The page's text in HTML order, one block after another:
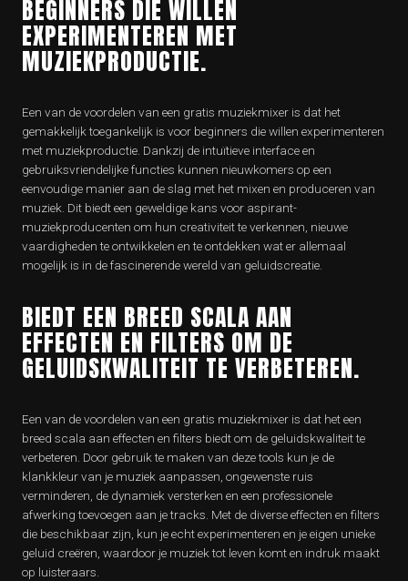
BEGINNERS DIE WILLEN
EXPERIMENTEREN MET
MUZIEKPRODUCTIE.
Een van de voordelen van een gratis muziekmixer is dat het
gemakkelijk toegankelijk is voor beginners die willen experimenteren
met muziekproductie. Dankzij de intuïtieve interface en
gebruiksvriendelijke functies kunnen nieuwkomers op een
eenvoudige manier aan de slag met het mixen en produceren van
muziek. Dit biedt een geweldige kans voor aspirant-
muziekproducenten om hun creativiteit te verkennen, nieuwe
vaardigheden te ontwikkelen en te ontdekken wat er allemaal
mogelijk is in de fascinerende wereld van geluidscreatie.
BIEDT EEN BREED SCALA AAN
EFFECTEN EN FILTERS OM DE
GELUIDSKWALITEIT TE VERBETEREN.
Een van de voordelen van een gratis muziekmixer is dat het een
breed scala aan effecten en filters biedt om de geluidskwaliteit te
verbeteren. Door gebruik te maken van deze tools kun je de
klankkleur van je muziek aanpassen, ongewenste ruis
verminderen, de dynamiek versterken en een professionele
afwerking toevoegen aan je tracks. Met de diverse effecten en filters
die beschikbaar zijn, kun je echt experimenteren en je eigen unieke
geluid creëren, waardoor je muziek tot leven komt en indruk maakt
op luisteraars.